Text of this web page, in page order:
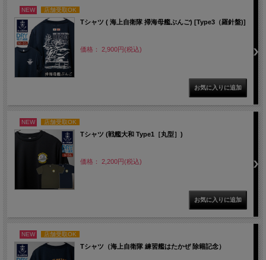
NEW 店舗受取OK
Tシャツ ( 海上自衛隊 掃海母艦ぶんご) [Type3（羅針盤)]
価格： 2,900円(税込)
NEW 店舗受取OK
Tシャツ (戦艦大和 Type1［丸型］)
価格： 2,200円(税込)
NEW 店舗受取OK
Tシャツ（海上自衛隊 練習艦はたかぜ 除籍記念）